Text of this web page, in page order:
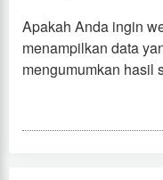
Apakah Anda ingin
menampilkan data
mengumumkan hasil